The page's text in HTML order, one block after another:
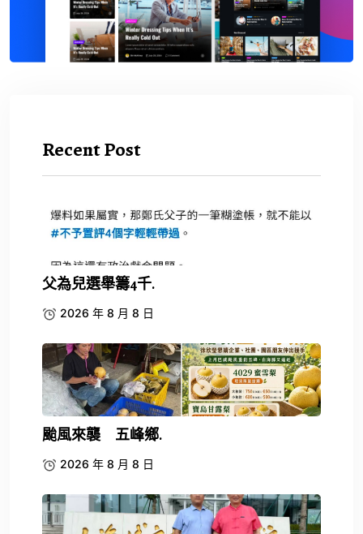
Recent Post
父為兒選舉籌4千.
2026 年 8 月 8 日
颱風來襲 五峰鄉.
2026 年 8 月 8 日